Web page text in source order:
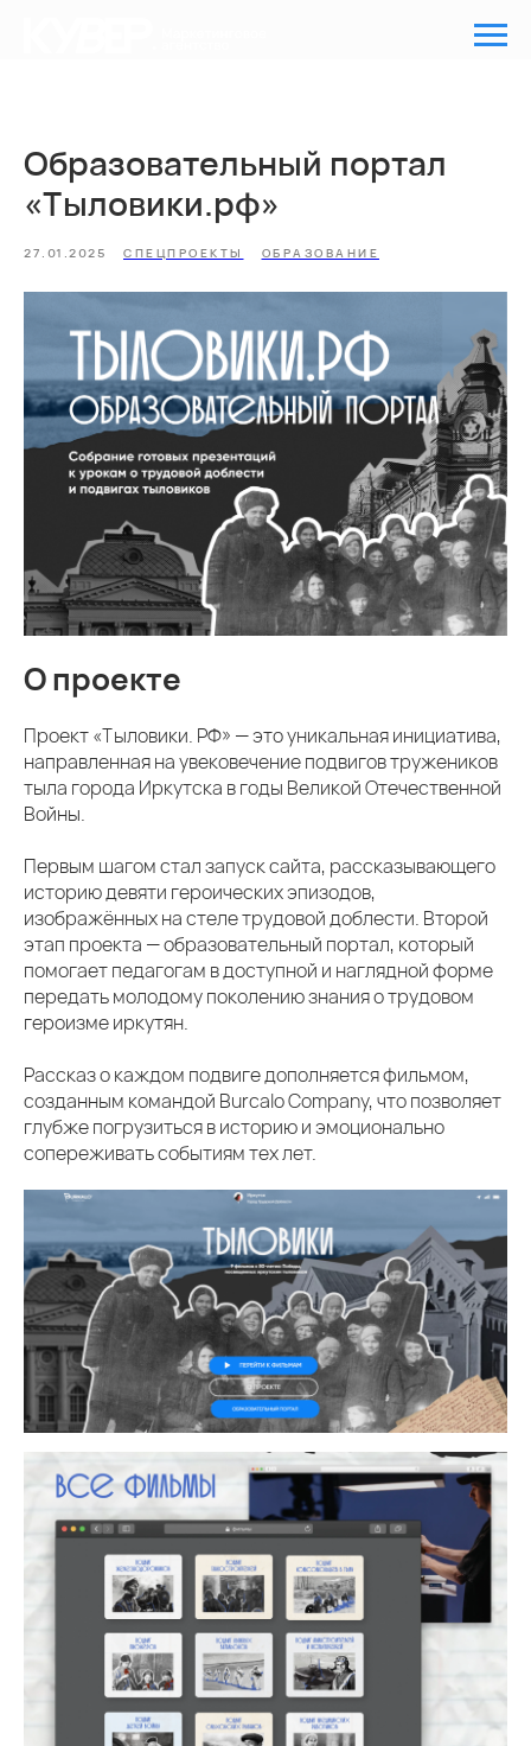
Образовательный портал
«Тыловики.рф»
27.01.2025 СПЕЦПРОЕКТЫ ОБРАЗОВАНИЕ
О проекте
Проект «Тыловики. РФ» — это уникальная инициатива,
направленная на увековечение подвигов тружеников
тыла города Иркутска в годы Великой Отечественной
Войны.
Первым шагом стал запуск сайта, рассказывающего
историю девяти героических эпизодов,
изображённых на стеле трудовой доблести. Второй
этап проекта — образовательный портал, который
помогает педагогам в доступной и наглядной форме
передать молодому поколению знания о трудовом
героизме иркутян.
Рассказ о каждом подвиге дополняется фильмом,
созданным командой Burcalo Company, что позволяет
глубже погрузиться в историю и эмоционально
сопереживать событиям тех лет.